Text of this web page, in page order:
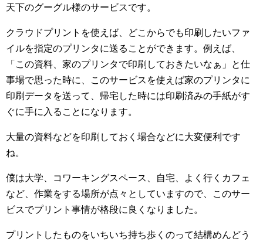
天下のグーグル様のサービスです。
クラウドプリントを使えば、どこからでも印刷したいファ
イルを指定のプリンタに送ることができます。例えば、
「この資料、家のプリンタで印刷しておきたいなぁ」と仕
事場で思った時に、このサービスを使えば家のプリンタに
印刷データを送って、帰宅した時には印刷済みの手紙がす
ぐに手に入ることになります。
大量の資料などを印刷しておく場合などに大変便利です
ね。
僕は大学、コワーキングスペース、自宅、よく行くカフェ
など、作業をする場所が点々としていますので、このサー
ビスでプリント事情が格段に良くなりました。
プリントしたものをいちいち持ち歩くのって結構めんどう